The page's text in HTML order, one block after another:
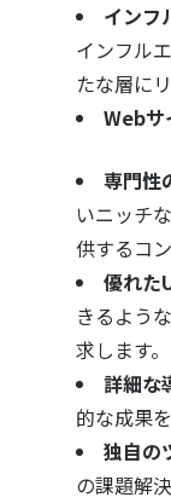
インフ
インフル
たな層に
Webサ
専門性
いニッチ
供するコ
優れた
きるよう
求します。
詳細な
的な成果
独自の
の課題解